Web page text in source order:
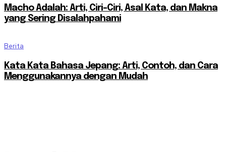
Macho Adalah: Arti, Ciri-Ciri, Asal Kata, dan Makna
yang Sering Disalahpahami
Berita
Kata Kata Bahasa Jepang: Arti, Contoh, dan Cara
Menggunakannya dengan Mudah